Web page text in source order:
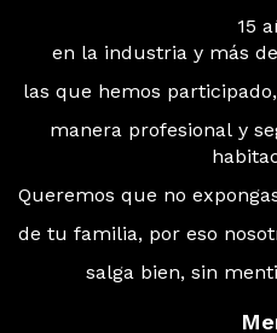
15
en la industria y más
las que hemos
manera profesional y
Queremos que no
de tu familia, por eso
salga bien, sin